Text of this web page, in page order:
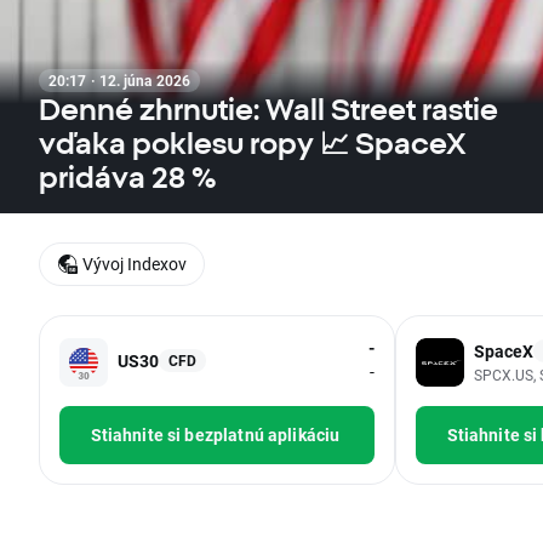
20:17 · 12. júna 2026
Denné zhrnutie: Wall Street rastie
vďaka poklesu ropy 📈 SpaceX
pridáva 28 %
US30 CFD
-
-
Stiahnite si bezplatnú aplikáciu
SpaceX
Stiahnite si
Vývoj Indexov